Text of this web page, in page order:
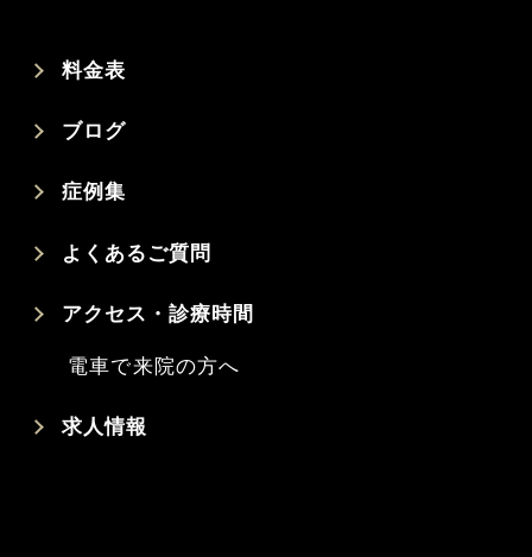
料金表
ブログ
症例集
よくあるご質問
アクセス・診療時間
電車で来院の方へ
求人情報